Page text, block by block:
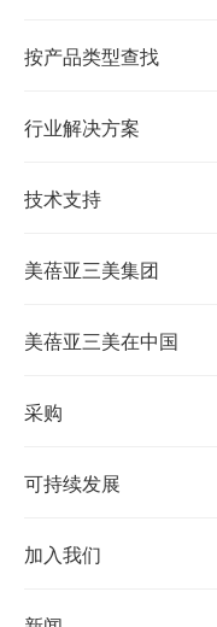
按产品类型查找
行业解决方案
技术支持
美蓓亚三美集团
美蓓亚三美在中国
采购
可持续发展
加入我们